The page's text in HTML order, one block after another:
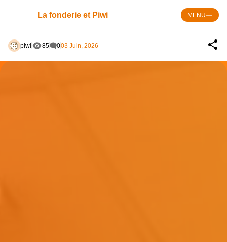
La fonderie et Piwi MENU
piwi 85 003 Juin, 2026